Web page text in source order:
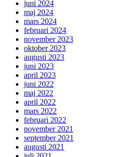
juni 2024
maj 2024
mars 2024
februari 2024
november 2023
oktober 2023
augusti 2023
juni 2023
april 2023
juni 2022
maj 2022
april 2022
mars 2022
februari 2022
november 2021
september 2021
augusti 2021